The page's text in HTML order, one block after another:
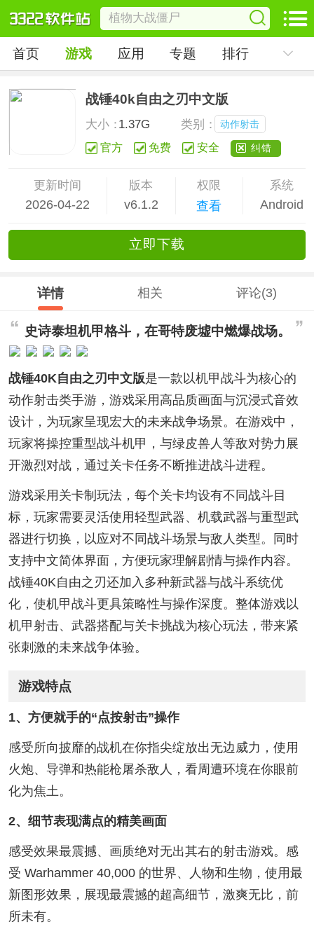
首页 游戏 应用 专题 排行
战锤40k自由之刃中文版
大小：1.37G 类别： 动作射击
官方 免费 安全 纠错
更新时间
2026-04-22
版本
v6.1.2
权限
查看
系统
Android
立即下载
详情 相关 评论(3)
史诗泰坦机甲格斗，在哥特废墟中燃爆战场。
战锤40K自由之刃中文版是一款以机甲战斗为核心的
动作射击类手游，游戏采用高品质画面与沉浸式音效
设计，为玩家呈现宏大的未来战争场景。在游戏中，
玩家将操控重型战斗机甲，与绿皮兽人等敌对势力展
开激烈对战，通过关卡任务不断推进战斗进程。
游戏采用关卡制玩法，每个关卡均设有不同战斗目
标，玩家需要灵活使用轻型武器、机载武器与重型武
器进行切换，以应对不同战斗场景与敌人类型。同时
支持中文简体界面，方便玩家理解剧情与操作内容。
战锤40K自由之刃还加入多种新武器与战斗系统优
化，使机甲战斗更具策略性与操作深度。整体游戏以
机甲射击、武器搭配与关卡挑战为核心玩法，带来紧
张刺激的未来战争体验。
游戏特点
1、方便就手的“点按射击”操作
感受所向披靡的战机在你指尖绽放出无边威力，使用
火炮、导弹和热能枪屠杀敌人，看周遭环境在你眼前
化为焦土。
2、细节表现满点的精美画面
感受效果最震撼、画质绝对无出其右的射击游戏。感
受 Warhammer 40,000 的世界、人物和生物，使用最
新图形效果，展现最震撼的超高细节，激爽无比，前
所未有。